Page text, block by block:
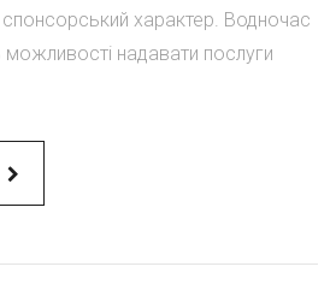
характер. Водночас
можливості надавати послуги